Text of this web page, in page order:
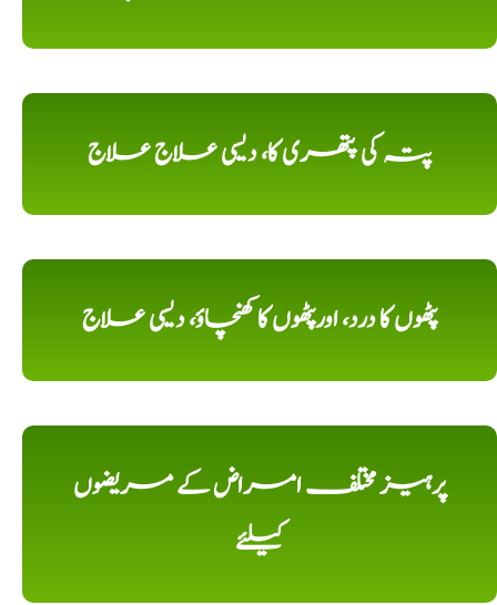
پتہ کی پتھری کا، دیسی علاج علاج
پٹھوں کا درد، اورپٹھوں کا کھنچاؤ، دیسی علاج
پرہیز مختلف امراض کے مریضوں
کیلئے